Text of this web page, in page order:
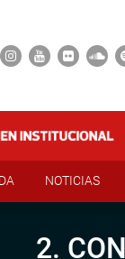
NOTICIAS
2.